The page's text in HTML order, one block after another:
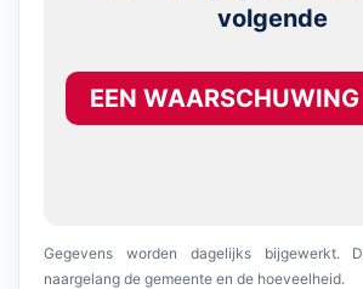
volgende
EEN
Gegevens worden dagelijks bijgewerkt.
naargelang de gemeente en de hoeveelheid.